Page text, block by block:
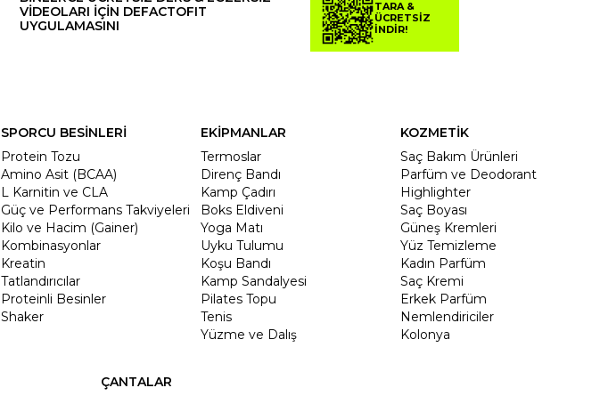
VİDEOLARI İÇİN DEFACTOFIT
UYGULAMASINI
TARA &
ÜCRETSİZ
İNDİR!
SPORCU BESİNLERİ
Protein Tozu
Amino Asit (BCAA)
L Karnitin ve CLA
Güç ve Performans Takviyeleri
Kilo ve Hacim (Gainer)
Kombinasyonlar
Kreatin
Tatlandırıcılar
Proteinli Besinler
Shaker
EKİPMANLAR
Termoslar
Direnç Bandı
Kamp Çadırı
Boks Eldiveni
Yoga Matı
Uyku Tulumu
Koşu Bandı
Kamp Sandalyesi
Pilates Topu
Tenis
Yüzme ve Dalış
KOZMETİK
Saç Bakım Ürünleri
Parfüm ve Deodorant
Highlighter
Saç Boyası
Güneş Kremleri
Yüz Temizleme
Kadın Parfüm
Saç Kremi
Erkek Parfüm
Nemlendiriciler
Kolonya
ÇANTALAR